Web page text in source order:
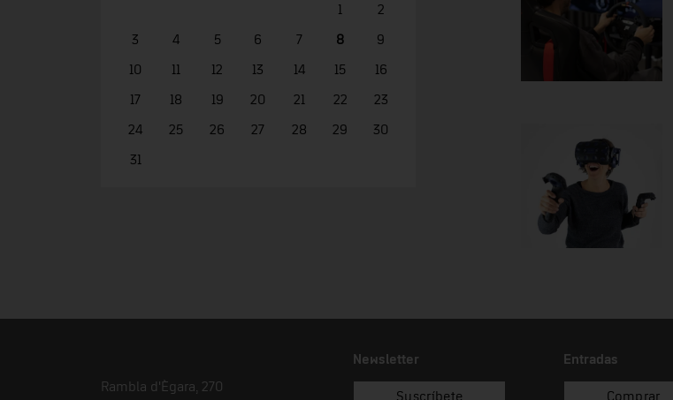
1
2
3 4 5 6 7 8 9
10 11 12 13 14 15 16
17 18 19 20 21 22 23
24 25 26 27 28 29 30
31
Rambla d'Ègara, 270
Newsletter
Suscríbete
Entradas
Comprar